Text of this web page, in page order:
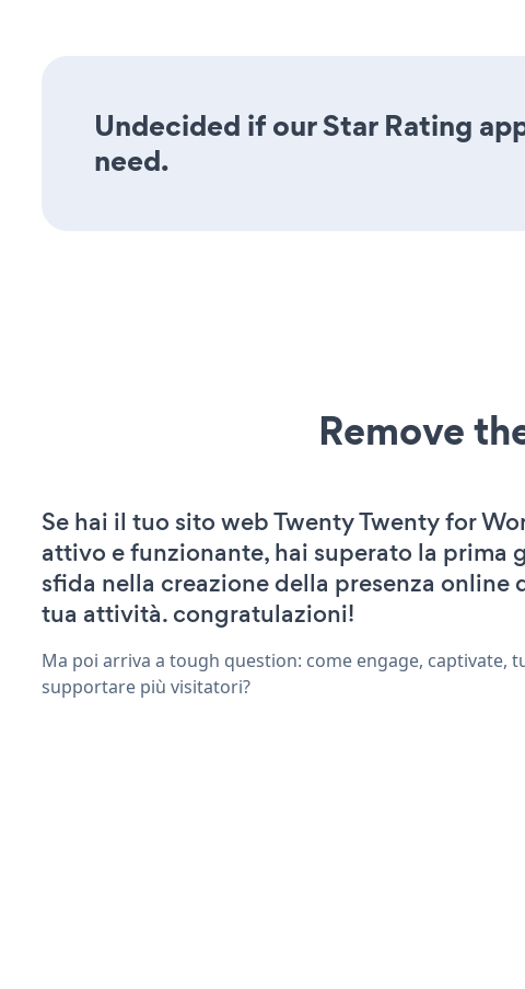
Undecided if our Star Rating
need.
Remove
Se hai il tuo sito web Twenty Twenty for
attivo e funzionante, hai superato la prima
sfida nella creazione della presenza online
tua attività. congratulazioni!
Ma poi arriva a tough question: come engage, captivate,
supportare più visitatori?